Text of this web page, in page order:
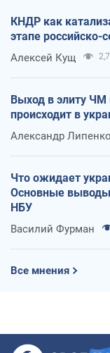
КНДР как
этапе российско-
Алексей Кущ
Выход в элиту ЧМ
происходит в
Александр Липенко
Что ожидает
Основные выводы
НБУ
Василий Фурман
Все мнения